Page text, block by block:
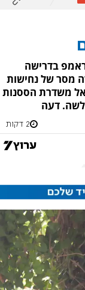
בדרישה
מסר של נחישות
משדרת הססנות
דעה
2 דקות